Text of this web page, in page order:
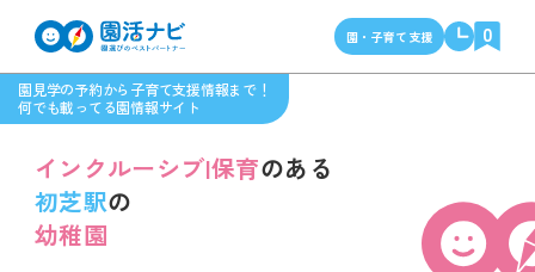
園見学の予約から子育て支援情報まで！
何でも載ってる園情報サイト
園・子育て支援 0
インクルーシブ|保育のある
初芝駅の
幼稚園